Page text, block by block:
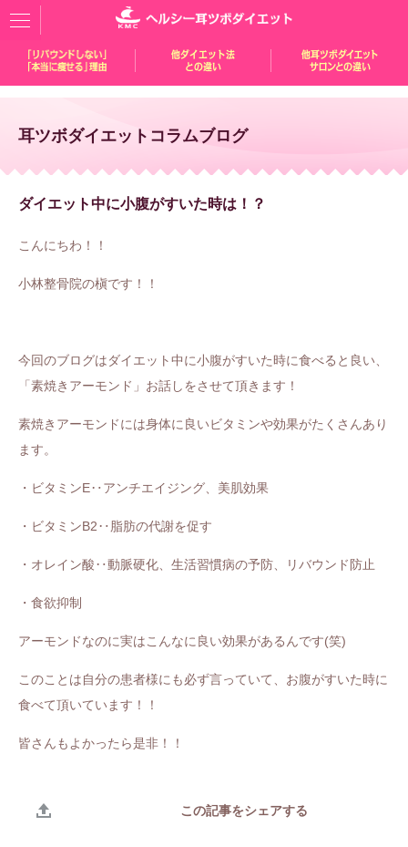
耳ツボダイエットコラムブログ
ダイエット中に小腹がすいた時は！？
こんにちわ！！
小林整骨院の槇です！！
今回のブログはダイエット中に小腹がすいた時に食べると良い、
「素焼きアーモンド」お話しをさせて頂きます！
素焼きアーモンドには身体に良いビタミンや効果がたくさんあり
ます。
・ビタミンE‥アンチエイジング、美肌効果
・ビタミンB2‥脂肪の代謝を促す
・オレイン酸‥動脈硬化、生活習慣病の予防、リバウンド防止
・食欲抑制
アーモンドなのに実はこんなに良い効果があるんです(笑)
このことは自分の患者様にも必ず言っていて、お腹がすいた時に
食べて頂いています！！
皆さんもよかったら是非！！
この記事をシェアする